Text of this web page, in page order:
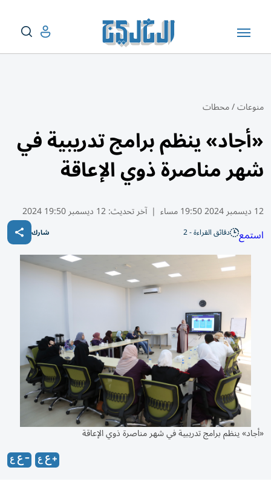
منوعات/محطات
«أجاد» ينظم برامج تدريبية في
شهر مناصرة ذوي الإعاقة
12 ديسمبر 2024 19:50 مساء | آخر تحديث:12 ديسمبر 19:50 2024
استمع دقائق القراءة - 2 شارك
«أجاد» ينظم برامج تدريبية في شهر مناصرة ذوي الإعاقة